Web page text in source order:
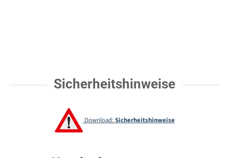
Sicherheitshinweise
Download:Sicherheitshinweise